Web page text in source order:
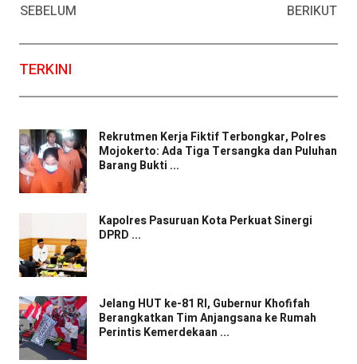
SEBELUM
BERIKUT
TERKINI
Rekrutmen Kerja Fiktif Terbongkar, Polres
Mojokerto: Ada Tiga Tersangka dan Puluhan
Barang Bukti ...
Kapolres Pasuruan Kota Perkuat Sinergi
DPRD ...
Jelang HUT ke-81 RI, Gubernur Khofifah
Berangkatkan Tim Anjangsana ke Rumah
Perintis Kemerdekaan ...